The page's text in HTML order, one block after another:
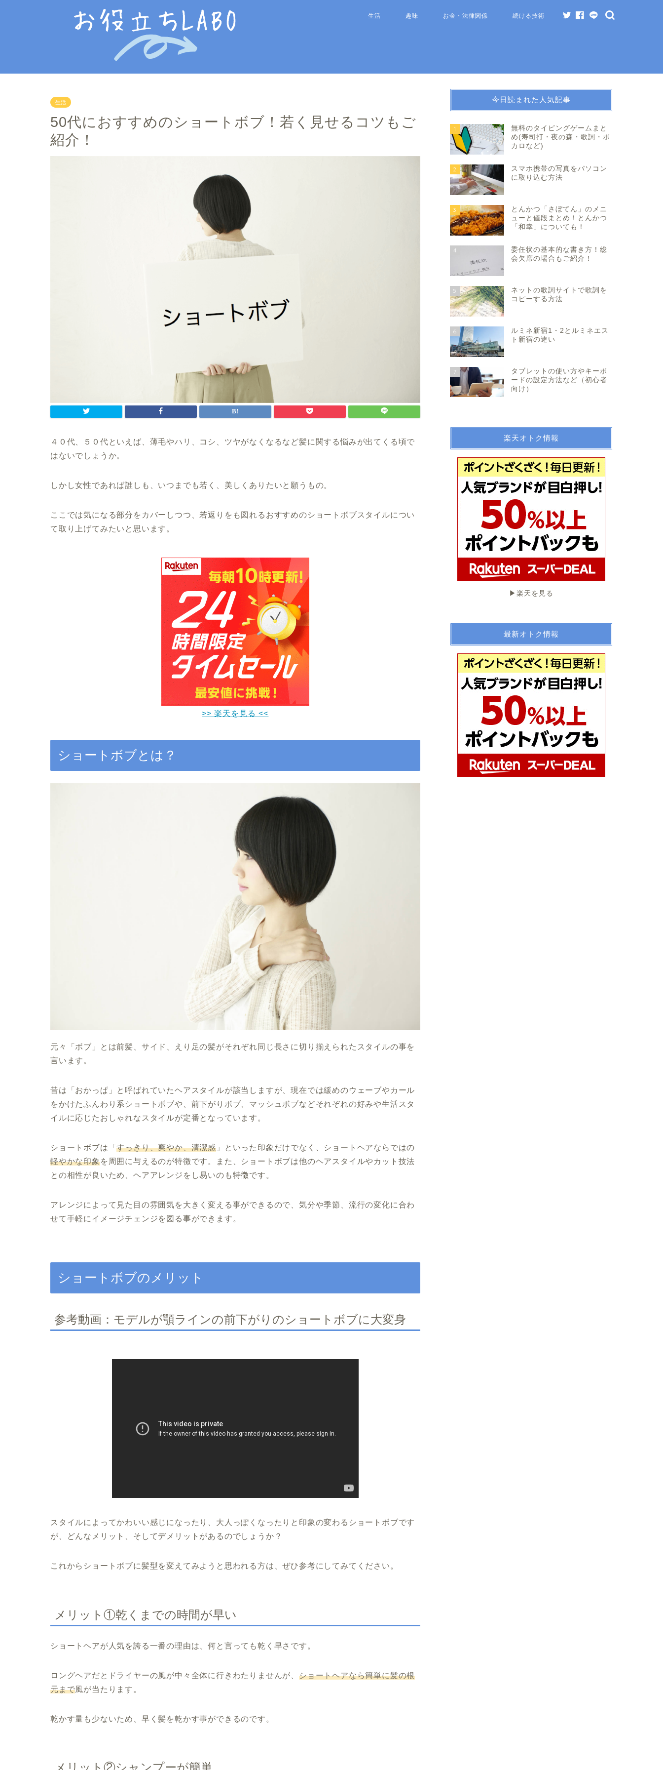
生活 趣味 お金・法律関係 続ける技術
生活
50代におすすめのショートボブ！若く見せるコツもご
紹介！
４０代、５０代といえば、薄毛やハリ、コシ、ツヤがなくなるなど髪に関する悩みが出てくる頃で
はないでしょうか。
しかし女性であれば誰しも、いつまでも若く、美しくありたいと願うもの。
ここでは気になる部分をカバーしつつ、若返りをも図れるおすすめのショートボブスタイルについ
て取り上げてみたいと思います。
>> 楽天を見る <<
ショートボブとは？
元々「ボブ」とは前髪、サイド、えり足の髪がそれぞれ同じ長さに切り揃えられたスタイルの事を
言います。
昔は「おかっぱ」と呼ばれていたヘアスタイルが該当しますが、現在では緩めのウェーブやカール
をかけたふんわり系ショートボブや、前下がりボブ、マッシュボブなどそれぞれの好みや生活スタ
イルに応じたおしゃれなスタイルが定番となっています。
ショートボブは「すっきり、爽やか、清潔感 」といった印象だけでなく、ショートヘアならではの
軽やかな印象を周囲に与えるのが特徴です。また、ショートボブは他のヘアスタイルやカット技法
との相性が良いため、ヘアアレンジをし易いのも特徴です。
アレンジによって見た目の雰囲気を大きく変える事ができるので、気分や季節、流行の変化に合わ
せて手軽にイメージチェンジを図る事ができます。
ショートボブのメリット
参考動画：モデルが顎ラインの前下がりのショートボブに大変身
スタイルによってかわいい感じになったり、大人っぽくなったりと印象の変わるショートボブです
が、どんなメリット、そしてデメリットがあるのでしょうか？
これからショートボブに髪型を変えてみようと思われる方は、ぜひ参考にしてみてください。
メリット①乾くまでの時間が早い
ショートヘアが人気を誇る一番の理由は、何と言っても乾く早さです。
ロングヘアだとドライヤーの風が中々全体に行きわたりませんが、 ショートヘアなら簡単に髪の根
元まで風が当たります。
乾かす量も少ないため、早く髪を乾かす事ができるのです。
今日読まれた人気記事
1
無料のタイピングゲームまと
め(寿司打・夜の森・歌詞・ボ
カロなど)
2
スマホ携帯の写真をパソコン
に取り込む方法
3
とんかつ「さぼてん」のメニ
ューと値段まとめ！とんかつ
「和幸」についても！
4
委任状の基本的な書き方！総
会欠席の場合もご紹介！
5
ネットの歌詞サイトで歌詞を
コピーする方法
6
ルミネ新宿1・2とルミネエス
ト新宿の違い
7
タブレットの使い方やキーボ
ードの設定方法など（初心者
向け）
楽天オトク情報
▶︎楽天を見る
最新オトク情報